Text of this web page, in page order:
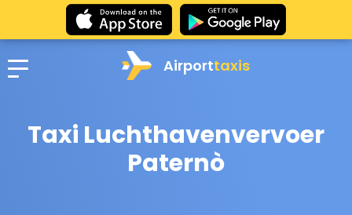
Airporttaxis
Taxi Luchthavenvervoer
Paternò